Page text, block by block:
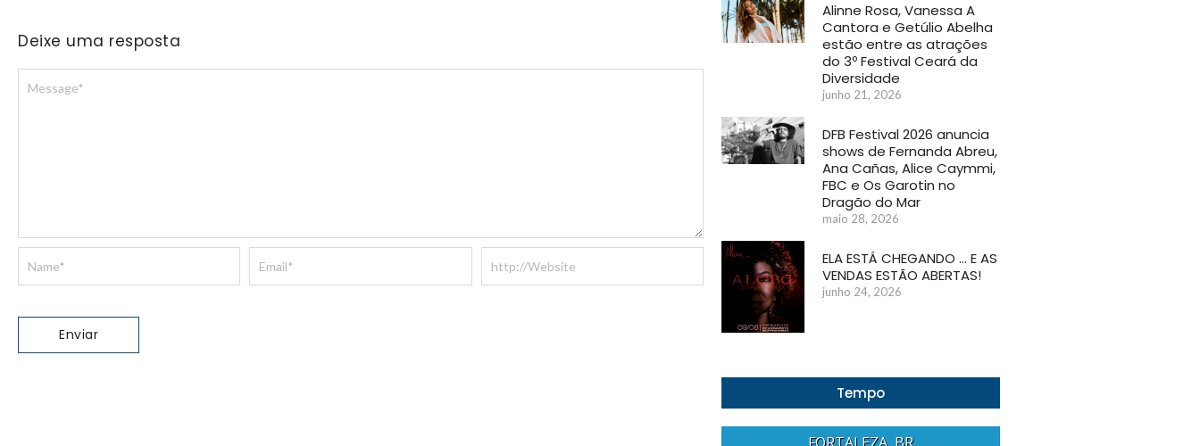
Deixe uma resposta
Alinne Rosa, Vanessa A
Cantora e Getúlio Abelha
estão entre as atrações
do 3º Festival Ceará da
Diversidade
junho 21, 2026
DFB Festival 2026 anuncia
shows de Fernanda Abreu,
Ana Cañas, Alice Caymmi,
FBC e Os Garotin no
Dragão do Mar
maio 28, 2026
ELA ESTÁ CHEGANDO … E AS
VENDAS ESTÃO ABERTAS!
junho 24, 2026
Tempo